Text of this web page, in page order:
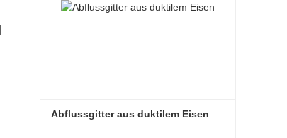
Abflussgitter aus duktilem Eisen